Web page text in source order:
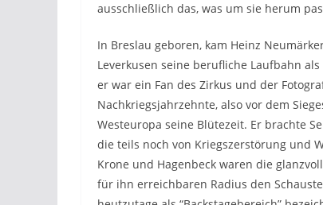
ausschließlich das, was um sie herum
In Breslau geboren, kam Heinz
Leverkusen seine berufliche Laufbahn
er war ein Fan des Zirkus und der
Nachkriegsjahrzehnte, also vor dem
Westeuropa seine Blütezeit. Er brachte
die teils noch von Kriegszerstörung und
Krone und Hagenbeck waren die
für ihn erreichbaren Radius den